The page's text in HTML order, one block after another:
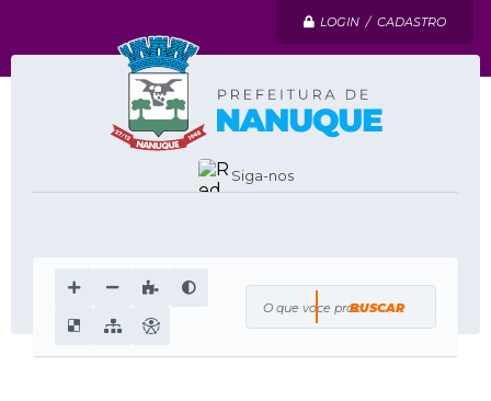
LOGIN / CADASTRO
Siga-nos
O que voce procura?